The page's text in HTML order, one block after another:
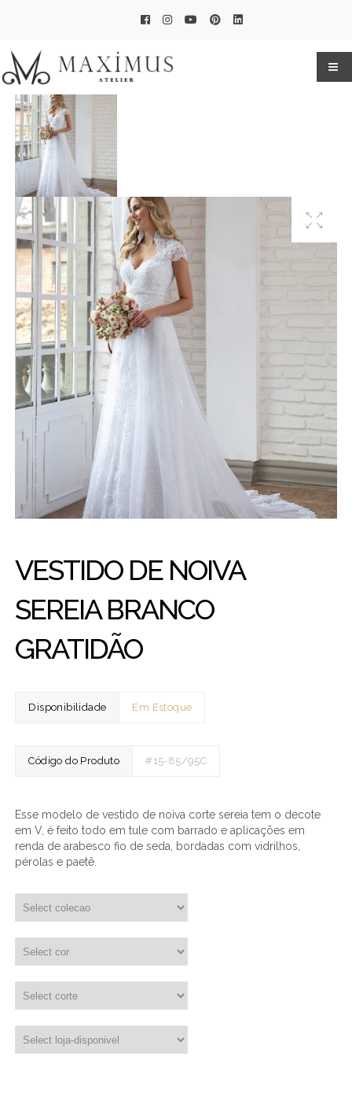
VESTIDO DE NOIVA
SEREIA BRANCO
GRATIDÃO
Disponibilidade Em Estoque
Código do Produto #15-85/95C
Esse modelo de vestido de noiva corte sereia tem o decote
em V, é feito todo em tule com barrado e aplicações em
renda de arabesco fio de seda, bordadas com vidrilhos,
pérolas e paetê.